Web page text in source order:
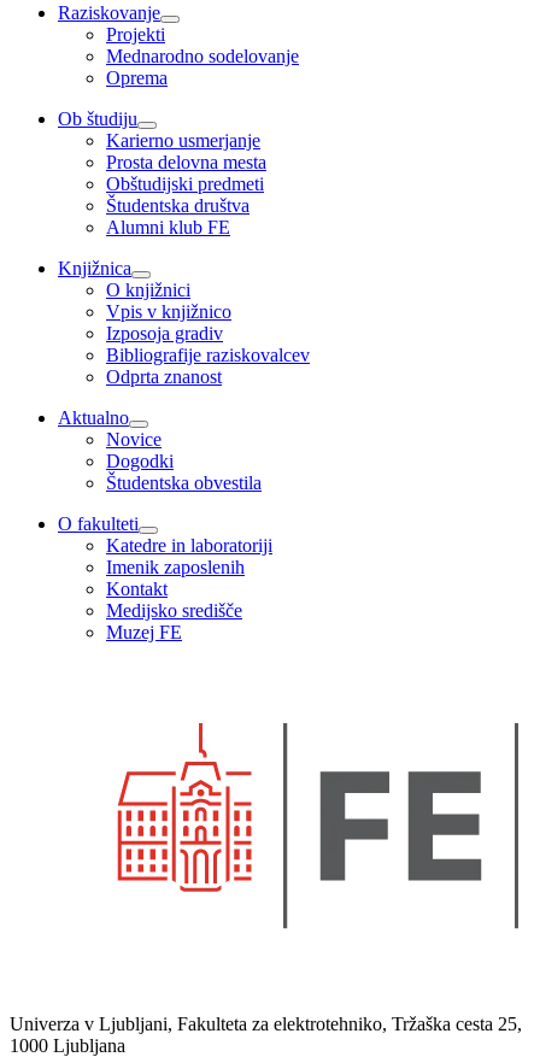
Raziskovanje
Projekti
Mednarodno sodelovanje
Oprema
Ob študiju
Karierno usmerjanje
Prosta delovna mesta
Obštudijski predmeti
Študentska društva
Alumni klub FE
Knjižnica
O knjižnici
Vpis v knjižnico
Izposoja gradiv
Bibliografije raziskovalcev
Odprta znanost
Aktualno
Novice
Dogodki
Študentska obvestila
O fakulteti
Katedre in laboratoriji
Imenik zaposlenih
Kontakt
Medijsko središče
Muzej FE
Univerza v Ljubljani, Fakulteta za elektrotehniko, Tržaška cesta 25,
1000 Ljubljana